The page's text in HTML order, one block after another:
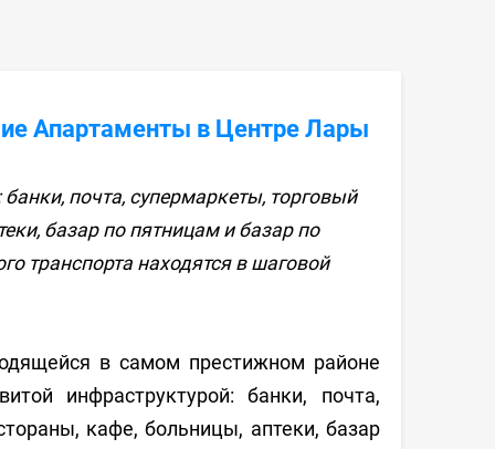
Апартаменты в Центре Лары
почта, супермаркеты, торговый
базар по пятницам и базар по
транспорта находятся в шаговой
в самом престижном районе
инфраструктурой: банки, почта,
кафе, больницы, аптеки, базар